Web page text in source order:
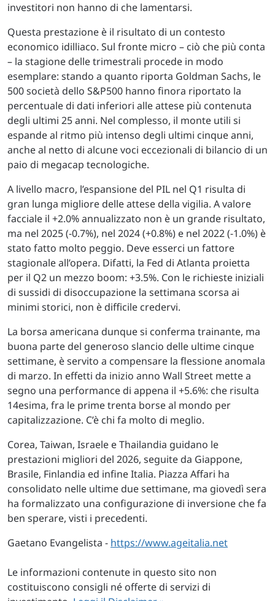
investitori non hanno di che lamentarsi.
Questa prestazione è il risultato di un contesto
economico idilliaco. Sul fronte micro – ciò che più conta
– la stagione delle trimestrali procede in modo
esemplare: stando a quanto riporta Goldman Sachs, le
500 società dello S&P500 hanno finora riportato la
percentuale di dati inferiori alle attese più contenuta
degli ultimi 25 anni. Nel complesso, il monte utili si
espande al ritmo più intenso degli ultimi cinque anni,
anche al netto di alcune voci eccezionali di bilancio di un
paio di megacap tecnologiche.
A livello macro, l’espansione del PIL nel Q1 risulta di
gran lunga migliore delle attese della vigilia. A valore
facciale il +2.0% annualizzato non è un grande risultato,
ma nel 2025 (-0.7%), nel 2024 (+0.8%) e nel 2022 (-1.0%) è
stato fatto molto peggio. Deve esserci un fattore
stagionale all’opera. Difatti, la Fed di Atlanta proietta
per il Q2 un mezzo boom: +3.5%. Con le richieste iniziali
di sussidi di disoccupazione la settimana scorsa ai
minimi storici, non è difficile credervi.
La borsa americana dunque si conferma trainante, ma
buona parte del generoso slancio delle ultime cinque
settimane, è servito a compensare la flessione anomala
di marzo. In effetti da inizio anno Wall Street mette a
segno una performance di appena il +5.6%: che risulta
14esima, fra le prime trenta borse al mondo per
capitalizzazione. C’è chi fa molto di meglio.
Corea, Taiwan, Israele e Thailandia guidano le
prestazioni migliori del 2026, seguite da Giappone,
Brasile, Finlandia ed infine Italia. Piazza Affari ha
consolidato nelle ultime due settimane, ma giovedì sera
ha formalizzato una configurazione di inversione che fa
ben sperare, visti i precedenti.
Gaetano Evangelista - https://www.ageitalia.net
Le informazioni contenute in questo sito non
costituiscono consigli né offerte di servizi di